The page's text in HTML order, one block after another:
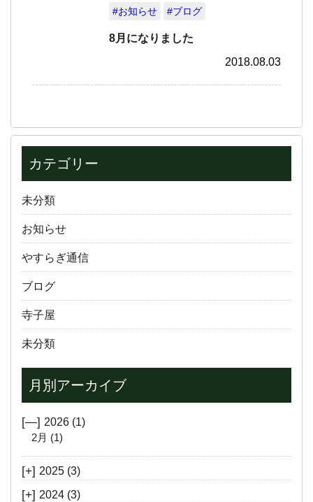
#お知らせ #ブログ
8月になりました
2018.08.03
カテゴリー
未分類
お知らせ
やすらぎ通信
ブログ
寺子屋
未分類
月別アーカイブ
[—] 2026 (1)
2月 (1)
[+] 2025 (3)
[+] 2024 (3)